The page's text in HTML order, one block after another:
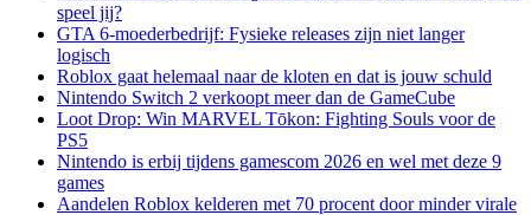
speel jij?
GTA 6-moederbedrijf: Fysieke releases zijn niet langer
logisch
Roblox gaat helemaal naar de kloten en dat is jouw schuld
Nintendo Switch 2 verkoopt meer dan de GameCube
Loot Drop: Win MARVEL Tōkon: Fighting Souls voor de
PS5
Nintendo is erbij tijdens gamescom 2026 en wel met deze 9
games
Aandelen Roblox kelderen met 70 procent door minder virale